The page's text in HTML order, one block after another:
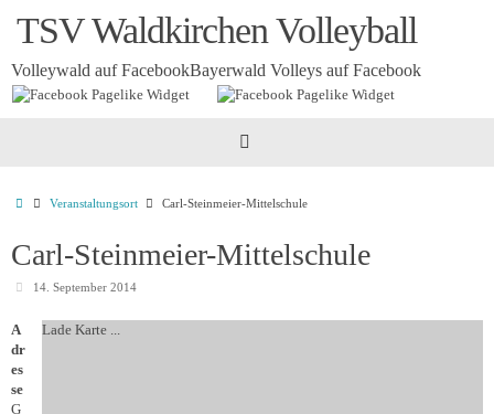
InhaltTSV Waldkirchen Volleyball
Volleywald auf FacebookBayerwald Volleys auf Facebook
Startseite
Veranstaltungsort Carl-Steinmeier-Mittelschule
Carl-Steinmeier-Mittelschule
14. September 2014
Lade Karte ...
A
dr
es
se
G